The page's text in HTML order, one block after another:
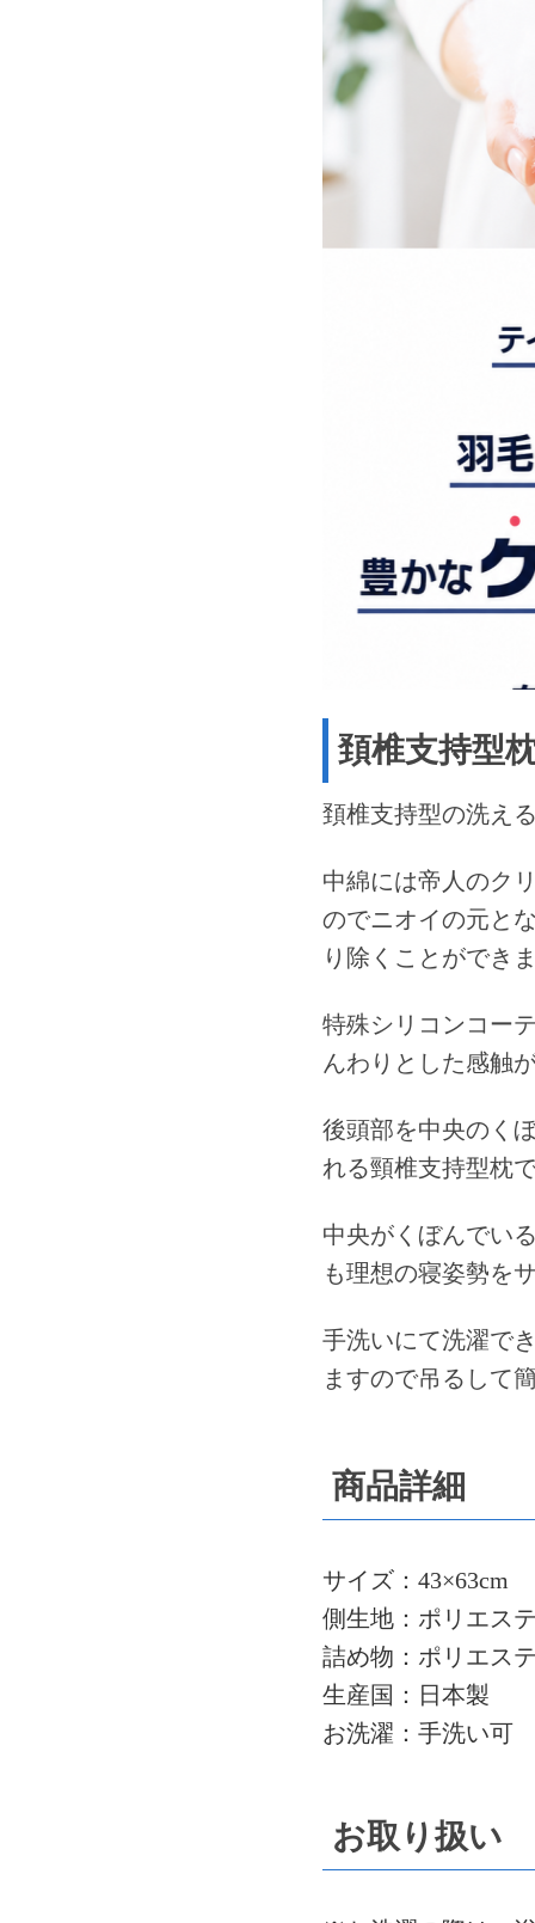
頚椎支持型
頚椎支持型の洗え
中綿には帝人のク
のでニオイの元と
り除くことができ
特殊シリコンコー
んわりとした感触
後頭部を中央のく
れる頸椎支持型枕
中央がくぼんでい
も理想の寝姿勢を
手洗いにて洗濯で
ますので吊るして
商品詳細
サイズ：43×63cm
側生地：ポリエス
詰め物：ポリエス
生産国：日本製
お洗濯：手洗い可
お取り扱い